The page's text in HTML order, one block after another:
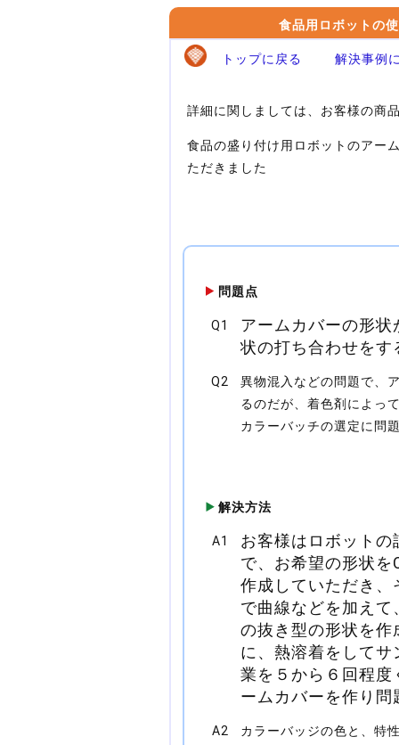
食品用ロボットの
トップに戻る 解決事例
詳細に関しましては、お客様の商
食品の盛り付け用ロボットのアー
ただきました
問題点
Q1
アームカバーの形
状の打ち合わせをす
Q2
異物混入などの問題で、
るのだが、着色剤によっ
カラーバッチの選定に問
解決方法
A1
お客様はロボット
で、お希望の形状を
作成していただき
で曲線などを加え
の抜き型の形状を
に、熱溶着をして
業を５から６回程
ームカバーを作り
A2
カラーバッジの色と、特